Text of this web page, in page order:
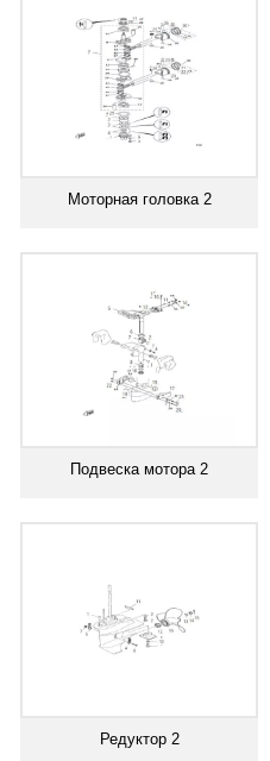
Моторная головка 2
Подвеска мотора 2
Редуктор 2